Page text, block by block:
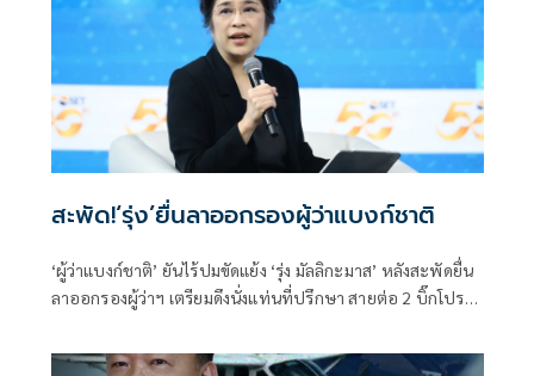
สะพัด!‘รุ่ง’ยื่นลาออกรองผู้ว่าแบงก์ชาติ
‘ผู้ว่าแบงก์ชาติ’ ยันไร้ปมขัดแย้ง ‘รุ่ง มัลลิกะมาส’ หลังสะพัดยื่น
ลาออกรองผู้ว่าฯ เตรียมดึงนั่งแท่นที่ปรึกษา สายต่อ 2 บิ๊กโปร